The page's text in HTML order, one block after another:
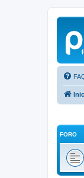
FORO